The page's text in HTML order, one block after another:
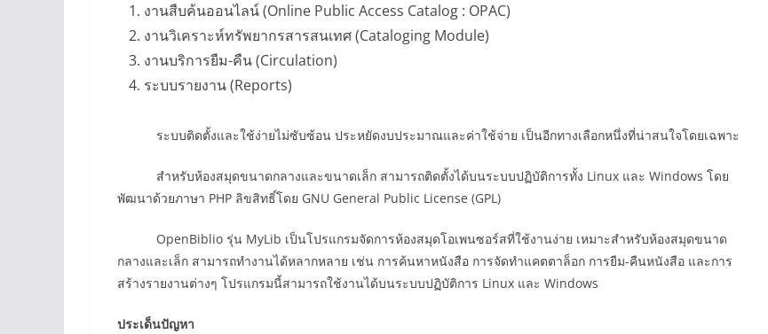
งานสืบค้นออนไลน์ (Online Public Access Catalog : OPAC)
งานวิเคราะห์ทรัพยากรสารสนเทศ (Cataloging Module)
งานบริการยืม-คืน (Circulation)
ระบบรายงาน (Reports)
ระบบติดตั้งและใช้ง่ายไม่ซับซ้อน ประหยัดงบประมาณและค่าใช้จ่าย เป็นอีกทางเลือกหนึ่งที่น่าสนใจโดยเฉพาะ
สำหรับห้องสมุดขนาดกลางและขนาดเล็ก สามารถติดตั้งได้บนระบบปฏิบัติการทั้ง Linux และ Windows โดย
พัฒนาด้วยภาษา PHP ลิขสิทธิ์โดย GNU General Public License (GPL)
OpenBiblio รุ่น MyLib เป็นโปรแกรมจัดการห้องสมุดโอเพนซอร์สที่ใช้งานง่าย เหมาะสำหรับห้องสมุดขนาด
กลางและเล็ก สามารถทำงานได้หลากหลาย เช่น การค้นหาหนังสือ การจัดทำแคตตาล็อก การยืม-คืนหนังสือ และการ
สร้างรายงานต่างๆ โปรแกรมนี้สามารถใช้งานได้บนระบบปฏิบัติการ Linux และ Windows
ประเด็นปัญหา